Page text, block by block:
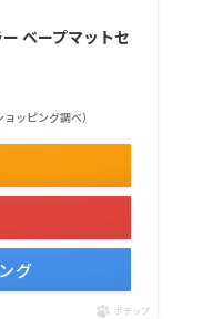
ベープマットセ
ッピング調べ）
グ
ポチップ